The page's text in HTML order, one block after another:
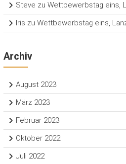
Steve zu Wettbewerbstag eins,
Iris zu Wettbewerbstag eins,
Archiv
August 2023
März 2023
Februar 2023
Oktober 2022
Juli 2022